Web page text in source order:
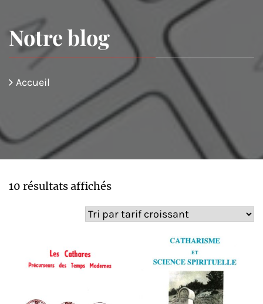
Notre blog
Accueil
10 résultats affichésTrié
par
prix